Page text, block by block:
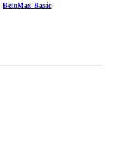
BetoMax Basic